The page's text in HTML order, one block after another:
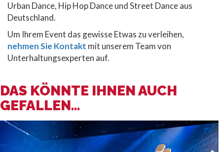
Urban Dance, Hip Hop Dance und Street Dance aus
Deutschland.
Um Ihrem Event das gewisse Etwas zu verleihen,
nehmen Sie Kontakt mit unserem Team von
Unterhaltungsexperten auf.
DAS KÖNNTE IHNEN AUCH
GEFALLEN...